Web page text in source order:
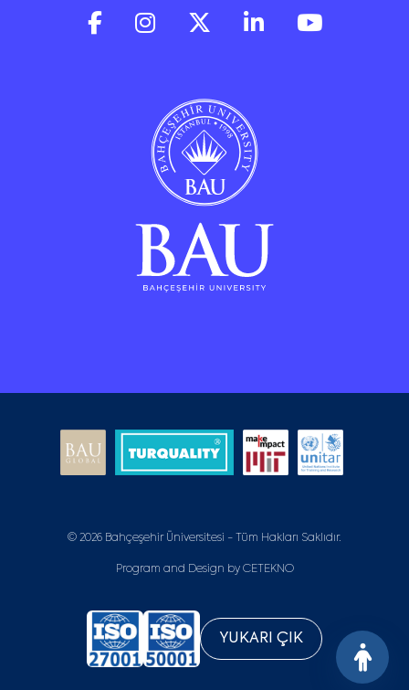
© 2026 Bahçeşehir Üniversitesi - Tüm Hakları Saklıdır.
Program and Design by CETEKNO
YUKARI ÇIK